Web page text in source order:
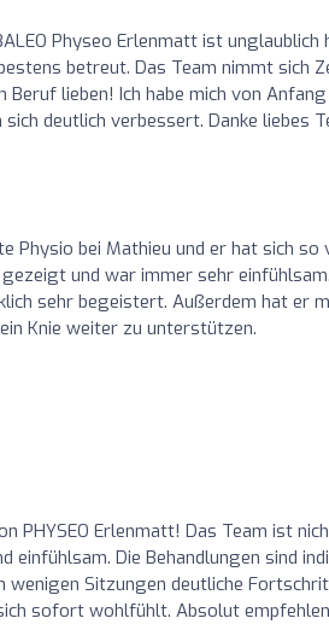
Physeo Erlenmatt ist
betreut. Das Team nimmt sich
lieben! Ich habe mich von
deutlich verbessert. Danke liebes
Physio bei Mathieu und er hat sich
und war immer sehr
sehr begeistert. Außerdem hat er
Knie weiter zu unterstützen.
PHYSEO Erlenmatt! Das Team ist
einfühlsam. Die Behandlungen sind
wenigen Sitzungen deutliche
sofort wohlfühlt. Absolut